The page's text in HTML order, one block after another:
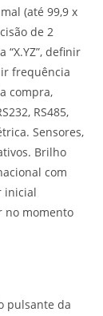
(até 99,9 x
de 2
“X.YZ”, definir
frequência
compra,
RS485,
Sensores,
Brilho
com
inicial
no momento
pulsante da